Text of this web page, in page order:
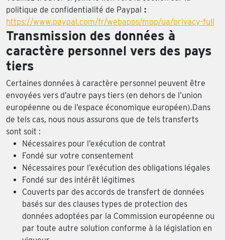
politique de confidentialité de Paypal :
https://www.paypal.com/fr/webapps/mpp/ua/privacy-full
Transmission des données à
caractère personnel vers des pays
tiers
Certaines données à caractère personnel peuvent être
envoyées vers d’autre pays tiers (en dehors de l’union
européenne ou de l’espace économique européen).Dans
de tels cas, nous nous assurons que de tels transferts
sont soit :
Nécessaires pour l’exécution de contrat
Fondé sur votre consentement
Nécessaires pour l’exécution des obligations légales
Fondé sur des intérêt légitimes
Couverts par des accords de transfert de données
basés sur des clauses types de protection des
données adoptées par la Commission européenne ou
par toute autre solution conforme à la législation en